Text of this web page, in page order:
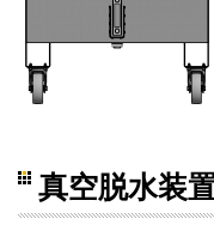
真空脱水装